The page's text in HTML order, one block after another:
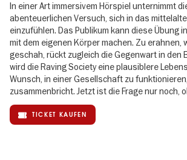
In einer Art immersivem Hörspiel unternimmt
abenteuerlichen Versuch, sich in das
einzufühlen. Das Publikum kann diese Übung
mit dem eigenen Körper machen. Zu erahnen,
geschah, rückt zugleich die Gegenwart in den
wird die Raving Society eine plausiblere
Wunsch, in einer Gesellschaft zu
zusammenbricht. Jetzt ist die Frage nur noch,
TICKET KAUFEN